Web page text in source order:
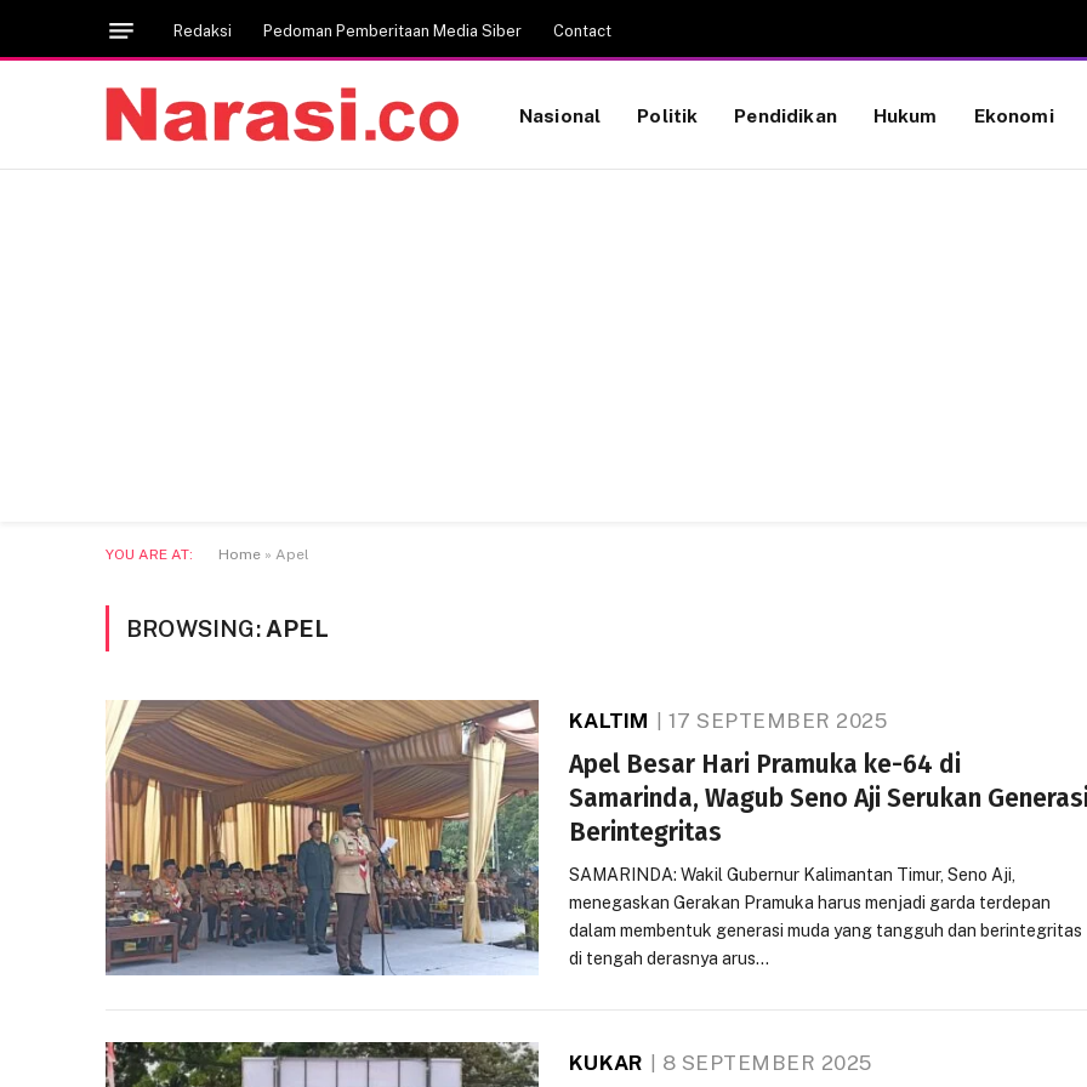
Redaksi Pedoman Pemberitaan Media Siber Contact
Nasional Politik Pendidikan Hukum Ekonomi
YOU ARE AT: Home » Apel
BROWSING: APEL
KALTIM 17 SEPTEMBER 2025
Apel Besar Hari Pramuka ke-64 di
Samarinda, Wagub Seno Aji Serukan
Berintegritas
SAMARINDA: Wakil Gubernur Kalimantan Timur, Seno Aji,
menegaskan Gerakan Pramuka harus menjadi garda terdepan
dalam membentuk generasi muda yang tangguh dan berintegritas
di tengah derasnya arus…
KUKAR 8 SEPTEMBER 2025